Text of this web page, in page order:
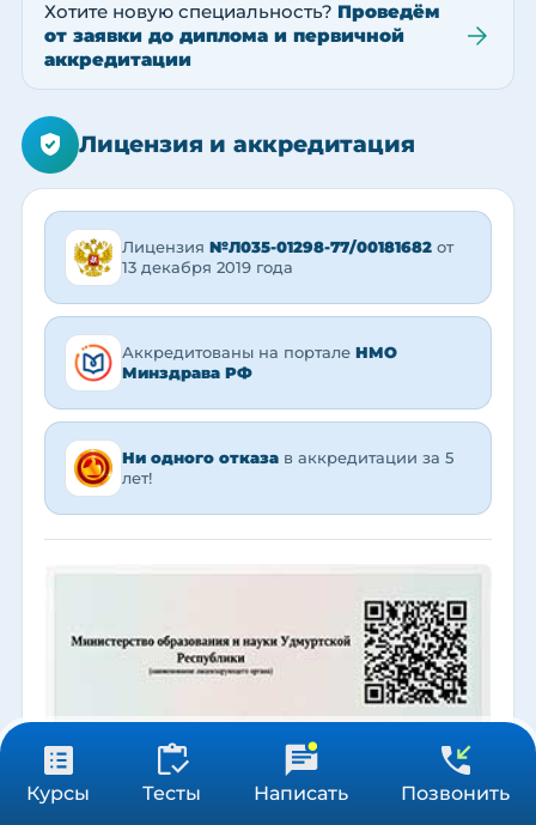
Курсы Тесты Написать Позвонить
Хотите новую специальность? Проведём
от заявки до диплома и первичной
аккредитации
Лицензия и аккредитация
Лицензия №Л035-01298-77/00181682 от
13 декабря 2019 года
Аккредитованы на портале НМО
Минздрава РФ
Ни одного отказа в аккредитации за 5
лет!
31 900 ₽
576 ч Получить консультацию